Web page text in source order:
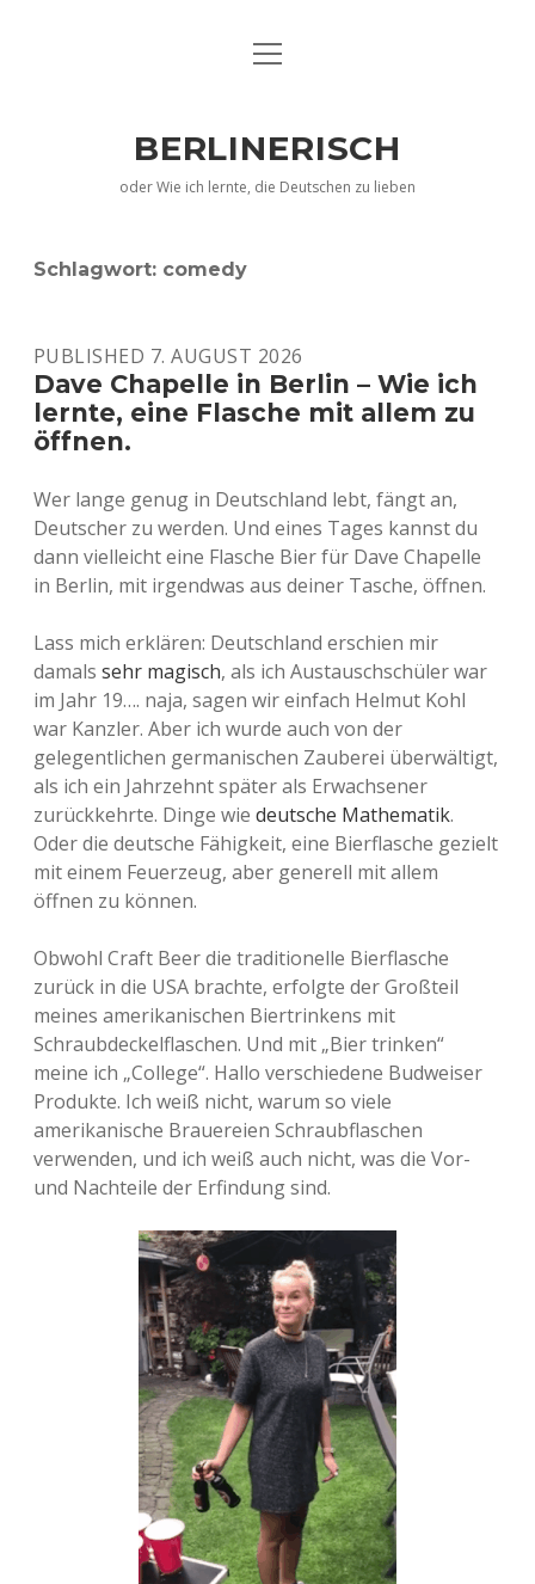
EN
Menü
BERLINERISCH
oder Wie ich lernte, die Deutschen zu lieben
Schlagwort: comedy
PUBLISHED 7. AUGUST 2026
Dave Chapelle in Berlin – Wie ich
lernte, eine Flasche mit allem zu
öffnen.
Wer lange genug in Deutschland lebt, fängt an,
Deutscher zu werden. Und eines Tages kannst du
dann vielleicht eine Flasche Bier für Dave Chapelle
in Berlin, mit irgendwas aus deiner Tasche, öffnen.
Lass mich erklären: Deutschland erschien mir
damals sehr magisch, als ich Austauschschüler war
im Jahr 19…. naja, sagen wir einfach Helmut Kohl
war Kanzler. Aber ich wurde auch von der
gelegentlichen germanischen Zauberei überwältigt,
als ich ein Jahrzehnt später als Erwachsener
zurückkehrte. Dinge wie deutsche Mathematik.
Oder die deutsche Fähigkeit, eine Bierflasche gezielt
mit einem Feuerzeug, aber generell mit allem
öffnen zu können.
Obwohl Craft Beer die traditionelle Bierflasche
zurück in die USA brachte, erfolgte der Großteil
meines amerikanischen Biertrinkens mit
Schraubdeckelflaschen. Und mit „Bier trinken“
meine ich „College“. Hallo verschiedene Budweiser
Produkte. Ich weiß nicht, warum so viele
amerikanische Brauereien Schraubflaschen
verwenden, und ich weiß auch nicht, was die Vor-
und Nachteile der Erfindung sind.